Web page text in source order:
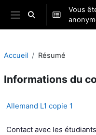
Passer au contenu principal
Panneau latéral
Activer/désactiver la
Vous
Accueil Résumé
Informations du
Allemand L1 copie 1
Contact avec les étudiants